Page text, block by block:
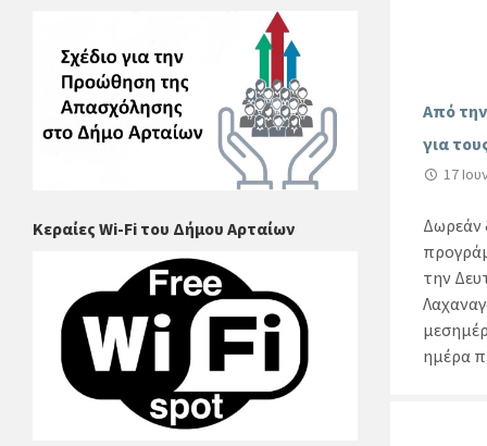
Από την
για
17
Δωρεάν
την
ημέρα
Κεραίες Wi-Fi του Δήμου Αρταίων